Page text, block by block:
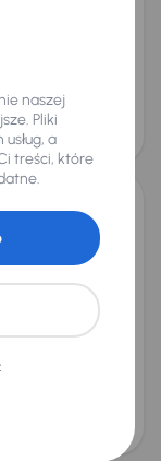
Cena promocyjna
naszej
Pliki
a
treści, które